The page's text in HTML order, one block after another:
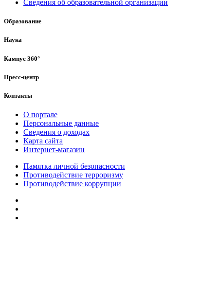
Сведения об образовательной организации
Образование
Наука
Кампус 360°
Пресс-центр
Контакты
О портале
Персональные данные
Сведения о доходах
Карта сайта
Интернет-магазин
Памятка личной безопасности
Противодействие терроризму
Противодействие коррупции